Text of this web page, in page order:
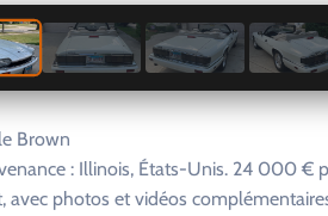
Brown
: Illinois, États-Unis. 24 000 €
avec photos et vidéos